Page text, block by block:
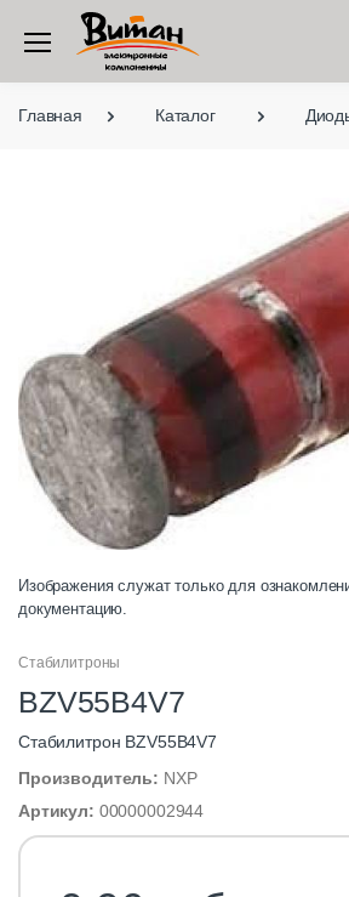
Главная Каталог
Изображения служат только для
документацию.
Стабилитроны
BZV55B4V7
Стабилитрон BZV55B4V7
Производитель: NXP
Артикул: 00000002944